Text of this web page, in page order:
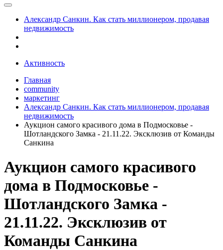
Александр Санкин. Как стать миллионером, продавая
недвижимость
Активность
Главная
community
маркетинг
Александр Санкин. Как стать миллионером, продавая
недвижимость
Аукцион самого красивого дома в Подмосковье -
Шотландского Замка - 21.11.22. Эксклюзив от Команды
Санкина
Аукцион самого красивого
дома в Подмосковье -
Шотландского Замка -
21.11.22. Эксклюзив от
Команды Санкина